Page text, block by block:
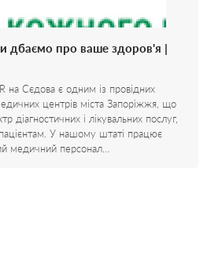
дбаємо про ваше здоров'я |
на Сєдова є одним із провідних
центрів міста Запоріжжя, що
діагностичних і лікувальних послуг,
У нашому штаті працює
медичний персонал…